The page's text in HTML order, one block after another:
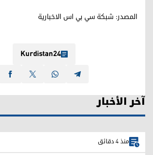
المصدر: شبکة سي بي اس الاخباریة
Kurdistan24
آخر الأخبار
منذ 4 دقائق